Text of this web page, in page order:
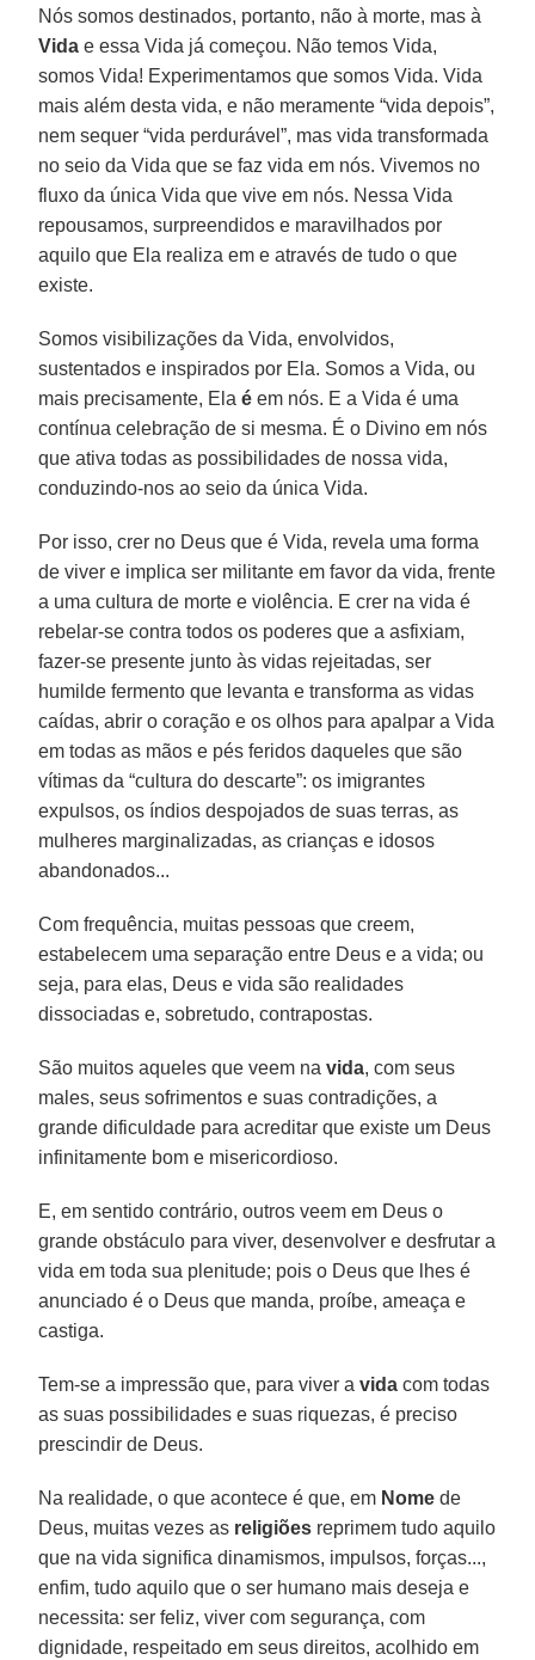
Nós somos destinados, portanto, não à morte, mas à
Vida e essa Vida já começou. Não temos Vida,
somos Vida! Experimentamos que somos Vida. Vida
mais além desta vida, e não meramente “vida depois”,
nem sequer “vida perdurável”, mas vida transformada
no seio da Vida que se faz vida em nós. Vivemos no
fluxo da única Vida que vive em nós. Nessa Vida
repousamos, surpreendidos e maravilhados por
aquilo que Ela realiza em e através de tudo o que
existe.
Somos visibilizações da Vida, envolvidos,
sustentados e inspirados por Ela. Somos a Vida, ou
mais precisamente, Elaé em nós. E a Vida é uma
contínua celebração de si mesma. É o Divino em nós
que ativa todas as possibilidades de nossa vida,
conduzindo-nos ao seio da única Vida.
Por isso, crer no Deus que é Vida, revela uma forma
de viver e implica ser militante em favor da vida, frente
a uma cultura de morte e violência. E crer na vida é
rebelar-se contra todos os poderes que a asfixiam,
fazer-se presente junto às vidas rejeitadas, ser
humilde fermento que levanta e transforma as vidas
caídas, abrir o coração e os olhos para apalpar a Vida
em todas as mãos e pés feridos daqueles que são
vítimas da “cultura do descarte”: os imigrantes
expulsos, os índios despojados de suas terras, as
mulheres marginalizadas, as crianças e idosos
abandonados...
Com frequência, muitas pessoas que creem,
estabelecem uma separação entre Deus e a vida; ou
seja, para elas, Deus e vida são realidades
dissociadas e, sobretudo, contrapostas.
São muitos aqueles que veem navida, com seus
males, seus sofrimentos e suas contradições, a
grande dificuldade para acreditar que existe um Deus
infinitamente bom e misericordioso.
E, em sentido contrário, outros veem em Deus o
grande obstáculo para viver, desenvolver e desfrutar a
vida em toda sua plenitude; pois o Deus que lhes é
anunciado é o Deus que manda, proíbe, ameaça e
castiga.
Tem-se a impressão que, para viver avida com todas
as suas possibilidades e suas riquezas, é preciso
prescindir de Deus.
Na realidade, o que acontece é que, em Nome de
Deus, muitas vezes as religiões reprimem tudo aquilo
que na vida significa dinamismos, impulsos, forças...,
enfim, tudo aquilo que o ser humano mais deseja e
necessita: ser feliz, viver com segurança, com
dignidade, respeitado em seus direitos, acolhido em